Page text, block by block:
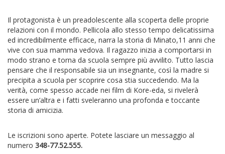
Il protagonista è un preadolescente alla scoperta delle proprie
relazioni con il mondo. Pellicola allo stesso tempo delicatissima
ed incredibilmente efficace, narra la storia di Minato,11 anni che
vive con sua mamma vedova. Il ragazzo inizia a comportarsi in
modo strano e torna da scuola sempre più avvilito. Tutto lascia
pensare che il responsabile sia un insegnante, così la madre si
precipita a scuola per scoprire cosa stia succedendo. Ma la
verità, come spesso accade nei film di Kore-eda, si rivelerà
essere un’altra e i fatti sveleranno una profonda e toccante
storia di amicizia.
Le iscrizioni sono aperte. Potete lasciare un messaggio al
numero 348-77.52.555.